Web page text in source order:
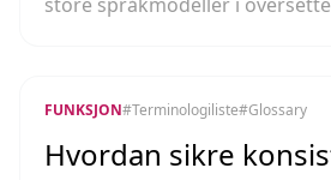
FUNKSJON#Terminologiliste#Glossary
Hvordan sikre